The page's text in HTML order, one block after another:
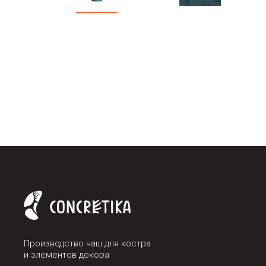
Производство чаш для костра
и элементов декора